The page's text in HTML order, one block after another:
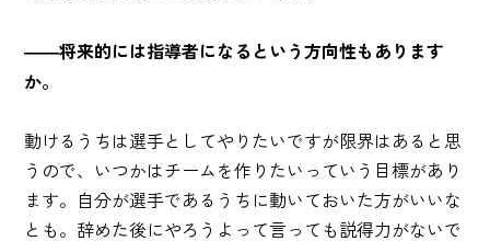
――将来的には指導者になるという方向性もあります
か。
動けるうちは選手としてやりたいですが限界はあると思
うので、いつかはチームを作りたいっていう目標があり
ます。自分が選手であるうちに動いておいた方がいいな
とも。辞めた後にやろうよって言っても説得力がないで